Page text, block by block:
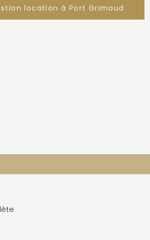
location à Port Grimaud